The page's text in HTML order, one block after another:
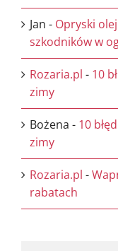
Jan - Opryski
szkodników w
Rozaria.pl - 10
zimy
Bożena - 10
zimy
Rozaria.pl -
rabatach